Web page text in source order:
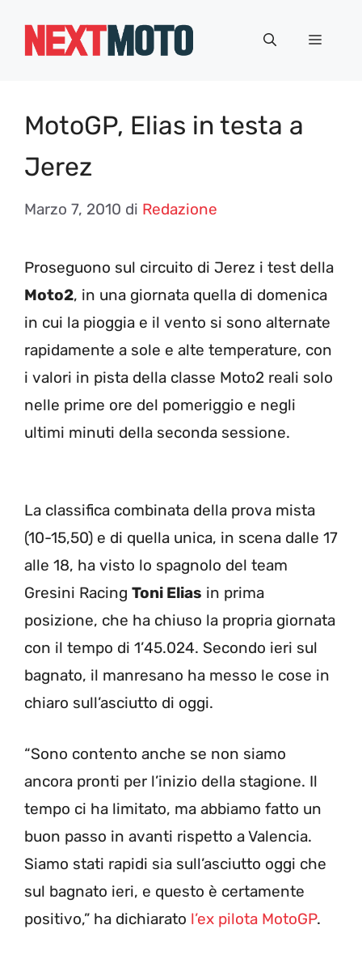
Menu
MotoGP, Elias in testa a
Jerez
Marzo 7, 2010 di Redazione
Proseguono sul circuito di Jerez i test della
Moto2, in una giornata quella di domenica
in cui la pioggia e il vento si sono alternate
rapidamente a sole e alte temperature, con
i valori in pista della classe Moto2 reali solo
nelle prime ore del pomeriggio e negli
ultimi minuti della seconda sessione.
La classifica combinata della prova mista
(10-15,50) e di quella unica, in scena dalle 17
alle 18, ha visto lo spagnolo del team
Gresini Racing Toni Elias in prima
posizione, che ha chiuso la propria giornata
con il tempo di 1’45.024. Secondo ieri sul
bagnato, il manresano ha messo le cose in
chiaro sull’asciutto di oggi.
“Sono contento anche se non siamo
ancora pronti per l’inizio della stagione. Il
tempo ci ha limitato, ma abbiamo fatto un
buon passo in avanti rispetto a Valencia.
Siamo stati rapidi sia sull’asciutto oggi che
sul bagnato ieri, e questo è certamente
positivo,” ha dichiarato l’ex pilota MotoGP.